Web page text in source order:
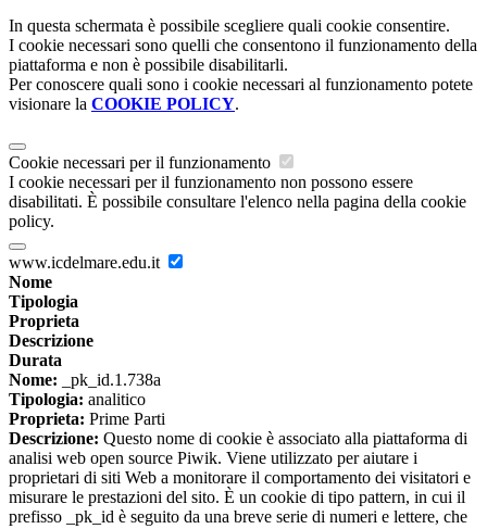
In questa schermata è possibile scegliere quali cookie consentire.
I cookie necessari sono quelli che consentono il funzionamento della
piattaforma e non è possibile disabilitarli.
Per conoscere quali sono i cookie necessari al funzionamento potete
visionare la COOKIE POLICY.
Cookie necessari per il funzionamento
I cookie necessari per il funzionamento non possono essere
disabilitati. È possibile consultare l'elenco nella pagina della cookie
policy.
www.icdelmare.edu.it
Nome
Tipologia
Proprieta
Descrizione
Durata
Nome: _pk_id.1.738a
Tipologia: analitico
Proprieta: Prime Parti
Descrizione: Questo nome di cookie è associato alla piattaforma di
analisi web open source Piwik. Viene utilizzato per aiutare i
proprietari di siti Web a monitorare il comportamento dei visitatori e
misurare le prestazioni del sito. È un cookie di tipo pattern, in cui il
prefisso _pk_id è seguito da una breve serie di numeri e lettere, che